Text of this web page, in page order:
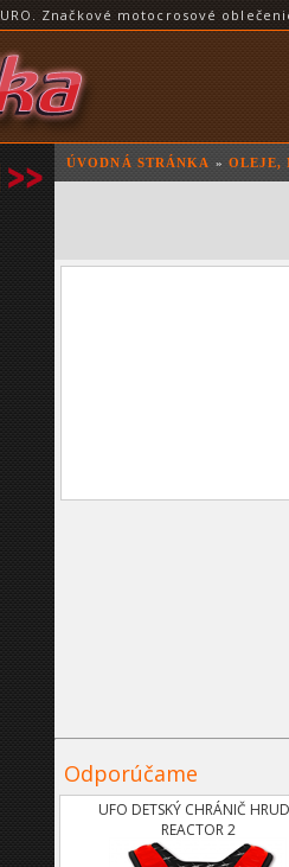
Značkové motocrosové
ÚVODNÁ STRÁNKA » OLEJE,
Odporúčame
UFO DETSKÝ CHRÁNIČ
REACTOR 2